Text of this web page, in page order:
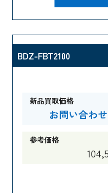
BDZ-FBT2100
新品買取価格
お問い合わ
参考価格